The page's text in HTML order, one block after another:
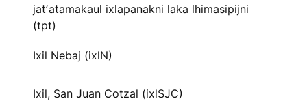
jatʼatamakaul ixlapanakni laka lhimasipijni
(tpt)
Ixil Nebaj (ixlN)
Ixil, San Juan Cotzal (ixlSJC)